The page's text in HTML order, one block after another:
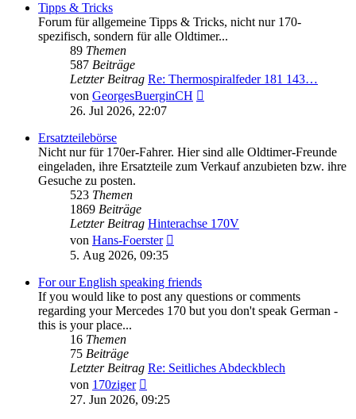
Tipps & Tricks
Forum für allgemeine Tipps & Tricks, nicht nur 170-
spezifisch, sondern für alle Oldtimer...
89 Themen
587 Beiträge
Letzter Beitrag Re: Thermospiralfeder 181 143…
von GeorgesBuerginCH
26. Jul 2026, 22:07
Ersatzteilebörse
Nicht nur für 170er-Fahrer. Hier sind alle Oldtimer-Freunde
eingeladen, ihre Ersatzteile zum Verkauf anzubieten bzw. ihre
Gesuche zu posten.
523 Themen
1869 Beiträge
Letzter Beitrag Hinterachse 170V
von Hans-Foerster
5. Aug 2026, 09:35
For our English speaking friends
If you would like to post any questions or comments
regarding your Mercedes 170 but you don't speak German -
this is your place...
16 Themen
75 Beiträge
Letzter Beitrag Re: Seitliches Abdeckblech
von 170ziger
Beitrag
27. Jun 2026, 09:25